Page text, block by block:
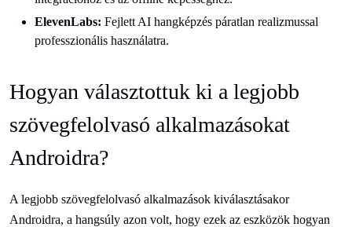
ElevenLabs: Fejlett AI hangképzés páratlan realizmussal
professzionális használatra.
Hogyan választottuk ki a legjobb
szövegfelolvasó alkalmazásokat
Androidra?
A legjobb szövegfelolvasó alkalmazások kiválasztásakor
Androidra, a hangsúly azon volt, hogy ezek az eszközök hogyan